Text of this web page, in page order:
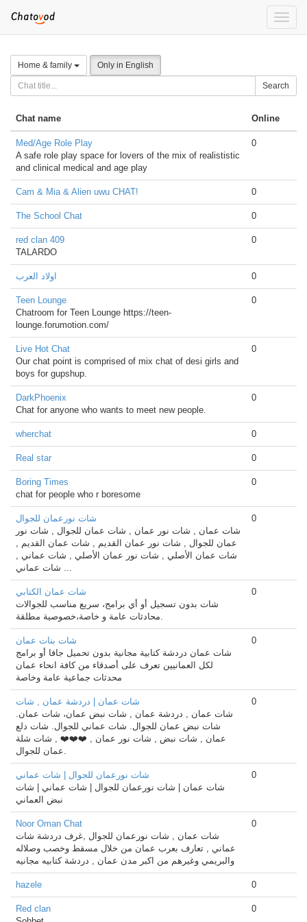
Toggle
Home & family Only in English
Search
Chat name Online
Med/Age Role Play
A safe role play space for lovers of the mix of realististic
and clinical medical and age play
0
Cam & Mia & Alien uwu CHAT! 0
The School Chat 0
red clan 409
TALARDO
0
اولاد العرب 0
Teen Lounge
Chatroom for Teen Lounge https://teen-
lounge.forumotion.com/
0
Live Hot Chat
Our chat point is comprised of mix chat of desi girls and
boys for gupshup.
0
DarkPhoenix
Chat for anyone who wants to meet new people.
0
wherchat 0
Real star 0
Boring Times
chat for people who r boresome
0
شات نورعمان للجوال
شات عمان , شات نور عمان , شات عمان للجوال , شات نور
عمان للجوال , شات نور عمان القديم , شات عمان القديم ,
شات عمان الأصلي , شات نور عمان الأصلي , شات عماني ,
شات عماني ...
0
شات عمان الكتابي
شات بدون تسجيل أو أي برامج، سريع مناسب للجوالات
محادثات عامة و خاصة،خصوصية مطلقة.
0
شات بنات عمان
شات عمان دردشة كتابية مجانية بدون تحميل جافا أو برامج
لكل العمانيين تعرف على أصدقاء من كافة انحاء عمان
محدثات جماعية عامة وخاصة
0
شات عمان | دردشة عمان , شات
شات عمان , دردشة عمان , شات نبض عمان، شات عمان.
شات نبض عمان للجوال. شات عماني للجوال. شات دلع
عمان , شات نبض , شات نور عمان , ❤️❤️❤️ , شات شلة
عمان للجوال.
0
شات نورعمان للجوال | شات عماني
شات عمان | شات نورعمان للجوال | شات عماني | شات
نبض العماني
0
Noor Oman Chat
شات عمان , شات نورعمان للجوال ,غرف دردشة شات
عماني , تعارف بعرب عمان من خلال مسقط وخصب وصلاله
والبريمي وغيرهم من اكبر مدن عمان , دردشة كتابيه مجانيه
0
hazele 0
Red clan
0